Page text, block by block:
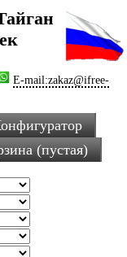
E-mail:zakaz@ifree-
(пустая)